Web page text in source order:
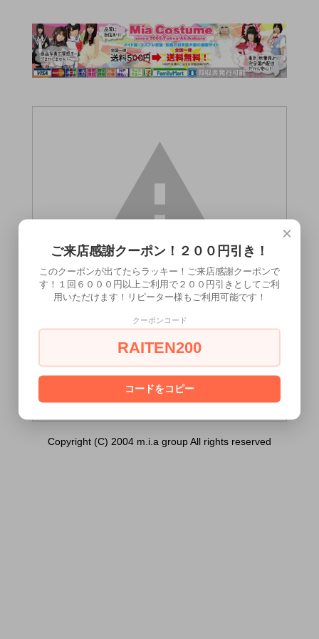
カフス（ブラック））は18歳未満の方には
[ はい ] [ いいえ ]
Copyright (C) 2004 m.i.a group All rights reserved
×
ご来店感謝クーポン！２００円引き！
このクーポンが出てたらラッキー！ご来店感謝クーポンで
す！１回６０００円以上ご利用で２００円引きとしてご利
用いただけます！リピーター様もご利用可能です！
クーポンコード
RAITEN200
コードをコピー